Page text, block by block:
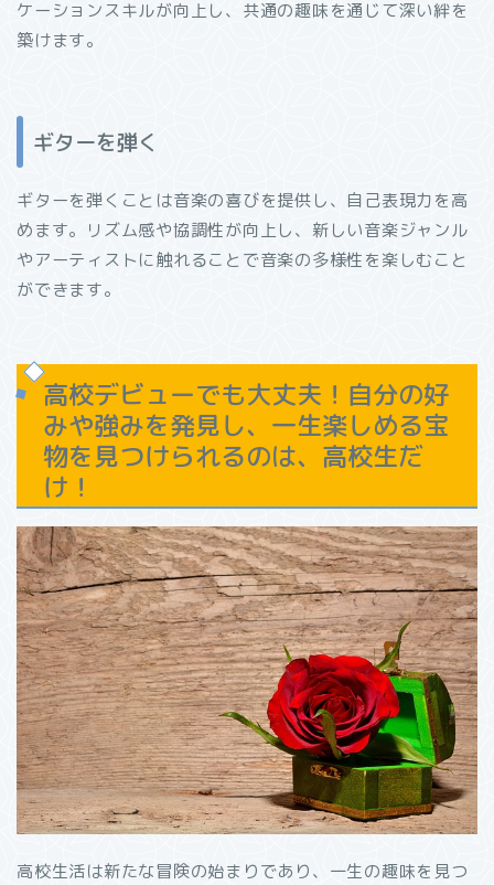
ケーションスキルが向上し、共通の趣味を通じて深い絆を
築けます。
ギターを弾く
ギターを弾くことは音楽の喜びを提供し、自己表現力を高
めます。リズム感や協調性が向上し、新しい音楽ジャンル
やアーティストに触れることで音楽の多様性を楽しむこと
ができます。
高校デビューでも大丈夫！自分の好
みや強みを発見し、一生楽しめる宝
物を見つけられるのは、高校生だ
け！
高校生活は新たな冒険の始まりであり、一生の趣味を見つ